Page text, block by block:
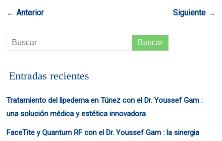
← Anterior Siguiente →
Entradas recientes
Tratamiento del lipedema en Túnez con el Dr. Youssef Gam :
una solución médica y estética innovadora
FaceTite y Quantum RF con el Dr. Youssef Gam : la sinergia